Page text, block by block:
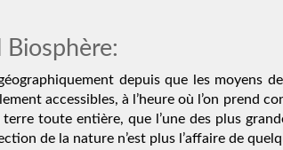
Biosphère:
depuis que les moyens
accessibles, à l’heure où l’on prend
toute entière, que l’une des plus
de la nature n’est plus l’affaire de